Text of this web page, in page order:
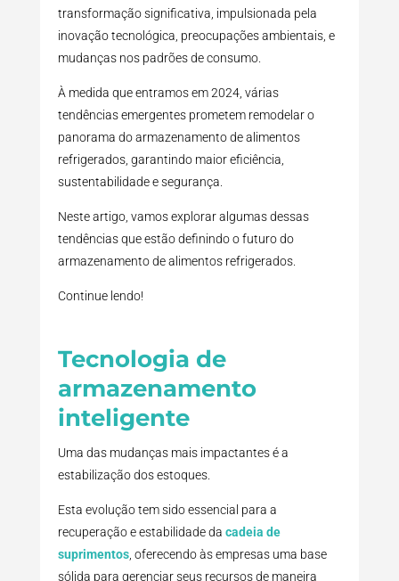
transformação significativa, impulsionada pela
inovação tecnológica, preocupações ambientais, e
mudanças nos padrões de consumo.
À medida que entramos em 2024, várias
tendências emergentes prometem remodelar o
panorama do armazenamento de alimentos
refrigerados, garantindo maior eficiência,
sustentabilidade e segurança.
Neste artigo, vamos explorar algumas dessas
tendências que estão definindo o futuro do
armazenamento de alimentos refrigerados.
Continue lendo!
Tecnologia de
armazenamento
inteligente
Uma das mudanças mais impactantes é a
estabilização dos estoques.
Esta evolução tem sido essencial para a
recuperação e estabilidade da cadeia de
suprimentos, oferecendo às empresas uma base
sólida para gerenciar seus recursos de maneira